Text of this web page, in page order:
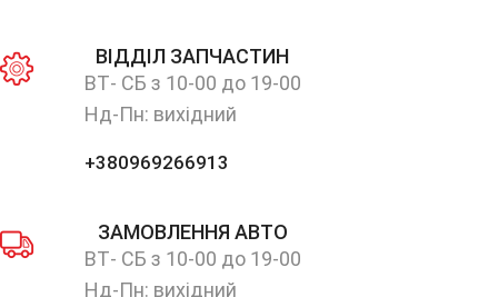
ВІДДІЛ ЗАПЧАСТИН
ВТ- СБ з 10-00 до 19-00
Нд-Пн: вихідний
+380969266913
ЗАМОВЛЕННЯ АВТО
ВТ- СБ з 10-00 до 19-00
Нд-Пн: вихідний